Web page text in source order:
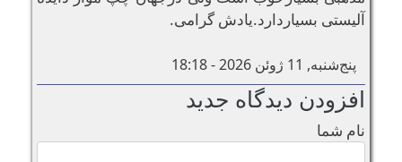
آلیستی بسیاردارد.یادش گرامی.
پنج‌شنبه, 11 ژوئن 2026 - 18:18
افزودن دیدگاه جدید
نام شما